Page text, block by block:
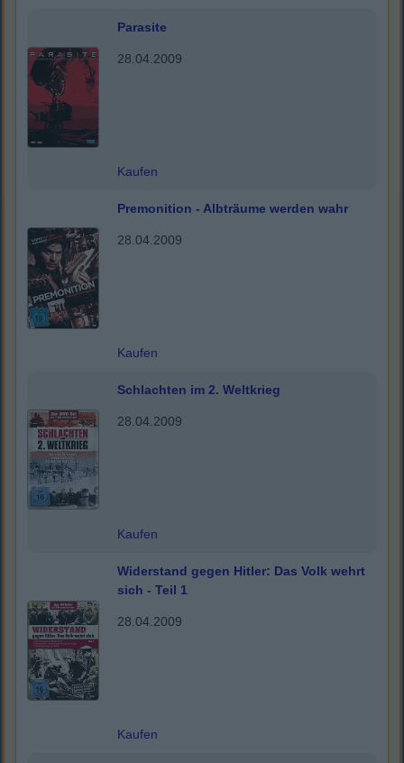
Parasite
28.04.2009
Kaufen
Premonition - Albträume werden wahr
28.04.2009
Kaufen
Schlachten im 2. Weltkrieg
28.04.2009
Kaufen
Widerstand gegen Hitler: Das Volk wehrt
sich - Teil 1
28.04.2009
Kaufen